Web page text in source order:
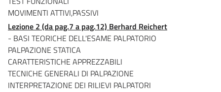
MOVIMENTI ATTIVI,PASSIVI
Lezione 2 (da pag.7 a pag.12) Berhard Reichert
- BASI TEORICHE DELL'ESAME PALPATORIO
PALPAZIONE STATICA
CARATTERISTICHE APPREZZABILI
TECNICHE GENERALI DI PALPAZIONE
INTERPRETAZIONE DEI RILIEVI PALPATORI